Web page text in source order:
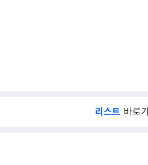
리스트 바로